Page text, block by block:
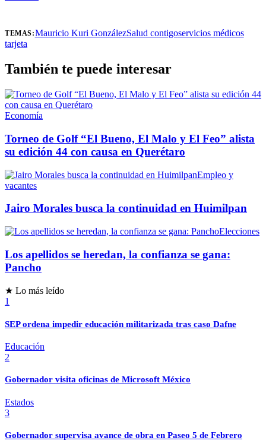
TEMAS:Mauricio Kuri GonzálezSalud contigoservicios médicos
tarjeta
También te puede interesar
Economía
Torneo de Golf “El Bueno, El Malo y El Feo” alista
su edición 44 con causa en Querétaro
Empleo y
vacantes
Jairo Morales busca la continuidad en Huimilpan
Elecciones
Los apellidos se heredan, la confianza se gana:
Pancho
★ Lo más leído
1
SEP ordena impedir educación militarizada tras caso Dafne
Educación
2
Gobernador visita oficinas de Microsoft México
Estados
3
Gobernador supervisa avance de obra en Paseo 5 de Febrero